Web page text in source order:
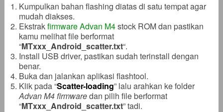
Kumpulkan bahan flashing diatas di satu tempat agar
mudah diakses.
Ekstrakfirmware Advan M4stock ROM dan pastikan
kamu melihat file berformat
“MTxxx_Android_scatter.txt“.
Install USB driver, pastikan sudah terinstall dengan
benar.
Buka dan jalankan aplikasi flashtool.
Klik pada “Scatter-loading” lalu arahkan ke folder
Advan M4 firmwaredan pilih file berformat
“MTxxx_Android_scatter.txt” tadi.